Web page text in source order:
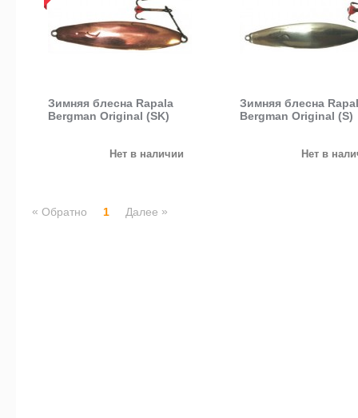
Зимняя блесна Rapala
Bergman Original (SK)
Нет в наличии
Зимняя блесна
Bergman Original (S)
Нет в
« Обратно 1 Далее »